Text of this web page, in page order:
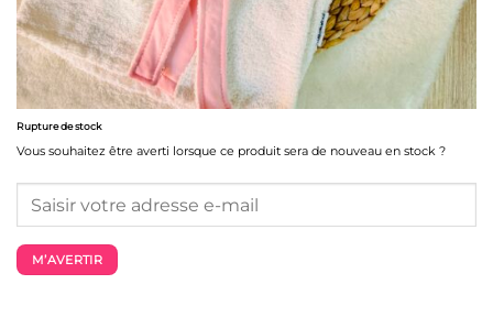
Rupture de stock
Vous souhaitez être averti lorsque ce produit sera de nouveau en stock ?
M’AVERTIR